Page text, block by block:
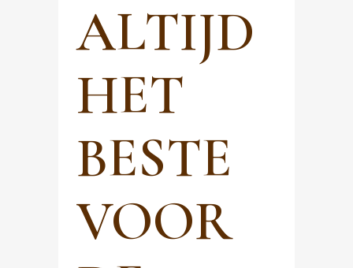
ALTIJD
HET
BESTE
VOOR